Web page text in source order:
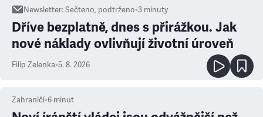
Newsletter:Sečteno, podtrženo•3 minuty
Dříve bezplatně, dnes s přirážkou. Jak
nové náklady ovlivňují životní úroveň
Filip Zelenka•5. 8. 2026
Zahraničí•6 minut